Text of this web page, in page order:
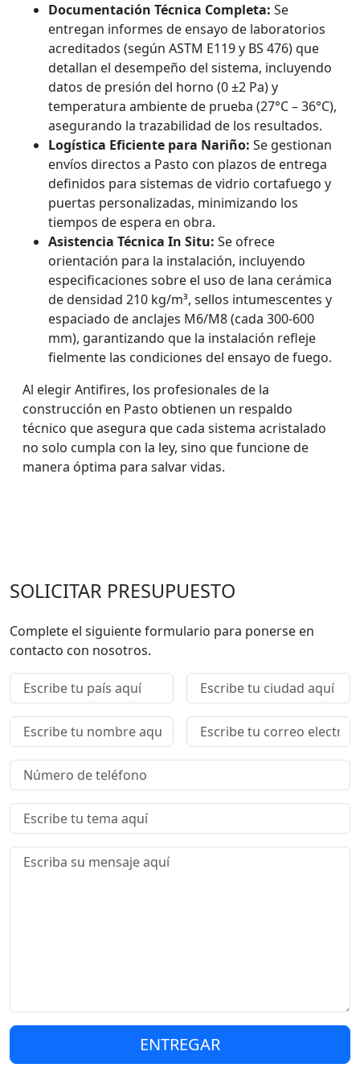
Documentación Técnica Completa: Se
entregan informes de ensayo de laboratorios
acreditados (según ASTM E119 y BS 476) que
detallan el desempeño del sistema, incluyendo
datos de presión del horno (0 ±2 Pa) y
temperatura ambiente de prueba (27°C – 36°C),
asegurando la trazabilidad de los resultados.
Logística Eficiente para Nariño: Se gestionan
envíos directos a Pasto con plazos de entrega
definidos para sistemas de vidrio cortafuego y
puertas personalizadas, minimizando los
tiempos de espera en obra.
Asistencia Técnica In Situ: Se ofrece
orientación para la instalación, incluyendo
especificaciones sobre el uso de lana cerámica
de densidad 210 kg/m³, sellos intumescentes y
espaciado de anclajes M6/M8 (cada 300-600
mm), garantizando que la instalación refleje
fielmente las condiciones del ensayo de fuego.
Al elegir Antifires, los profesionales de la
construcción en Pasto obtienen un respaldo
técnico que asegura que cada sistema acristalado
no solo cumpla con la ley, sino que funcione de
manera óptima para salvar vidas.
SOLICITAR PRESUPUESTO
Complete el siguiente formulario para ponerse en
contacto con nosotros.
ENTREGAR